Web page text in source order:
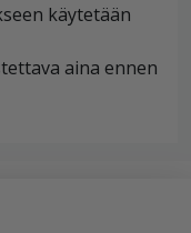
käytetään
aina ennen